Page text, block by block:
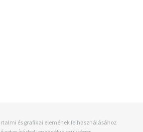
és grafikai elemének felhasználásához